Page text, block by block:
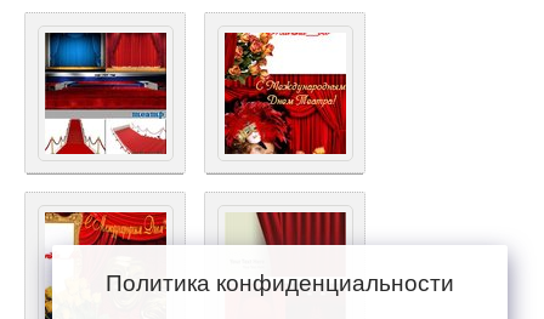
Политика конфиденциальности